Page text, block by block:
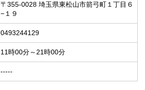
〒355-0028 埼玉県東松山市箭弓町１丁目６
−１９
0493244129
11時00分～21時00分
‐‐‐‐‐